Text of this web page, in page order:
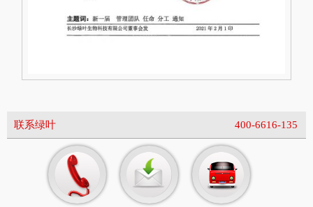
联系绿叶 400-6616-135